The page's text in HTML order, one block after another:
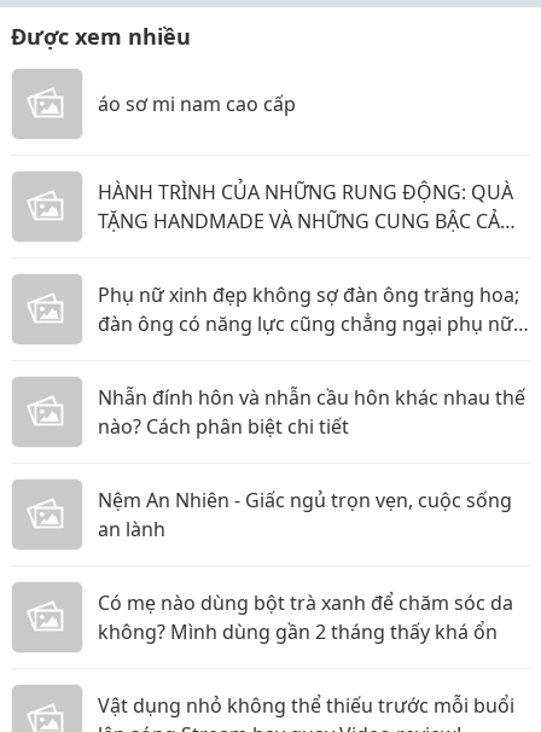
Được xem nhiều
áo sơ mi nam cao cấp
HÀNH TRÌNH CỦA NHỮNG RUNG ĐỘNG: QUÀ
TẶNG HANDMADE VÀ NHỮNG CUNG BẬC CẢM
Phụ nữ xinh đẹp không sợ đàn ông trăng hoa;
đàn ông có năng lực cũng chẳng ngại phụ nữ
Nhẫn đính hôn và nhẫn cầu hôn khác nhau thế
nào? Cách phân biệt chi tiết
Nệm An Nhiên - Giấc ngủ trọn vẹn, cuộc sống
an lành
Có mẹ nào dùng bột trà xanh để chăm sóc da
không? Mình dùng gần 2 tháng thấy khá ổn
Vật dụng nhỏ không thể thiếu trước mỗi buổi